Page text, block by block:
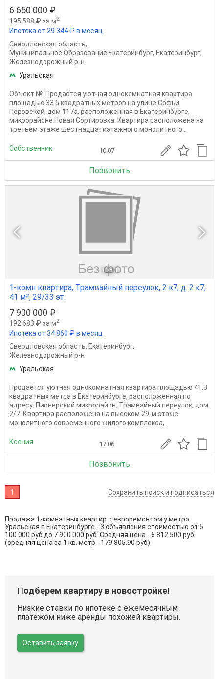
6 650 000 ₽
195 588 ₽ за м2
Ипотека от 29 344 ₽ в месяц
Свердловская область,
Муниципальное Образование Екатеринбург, Екатеринбург,
Железнодорожный р-н
Уральская
Объект №. Продаётся уютная однокомнатная квартира
площадью 33.5 квадратных метров на улице Софьи
Перовской, дом 117а, расположенная в Екатеринбурге,
микрорайоне Новая Сортировка. Квартира расположена на
третьем этаже шестнадцатиэтажного монолитного...
Собственник 10.07
Позвонить
1 из 1
1-комн квартира, Трамвайный переулок, 2 к7, д. 2 к7,
41 м², 29/33 эт.
7 900 000 ₽
192 683 ₽ за м2
Ипотека от 34 860 ₽ в месяц
Свердловская область, Екатеринбург,
Железнодорожный р-н
Уральская
Продаётся уютная однокомнатная квартира площадью 41.3
квадратных метра в Екатеринбурге, расположенная по
адресу: Пионерский микрорайон, Трамвайный переулок, дом
2/7. Квартира расположена на высоком 29-м этаже
монолитного современного жилого комплекса,...
Ксения 17.06
Позвонить
1 Сохранить поиск и подписаться
Продажа 1-комнатных квартир с евроремонтом у метро
Уральская в Екатеринбурге - 3 объявления стоимостью от 5
100 000 руб до 7 900 000 руб. Средняя цена - 6 812 500 руб
(средняя цена за 1 кв. метр - 179 805.90 руб)
Подберем квартиру в новостройке!
Низкие ставки по ипотеке с ежемесячным
платежом ниже аренды похожей квартиры.
Оставить заявку